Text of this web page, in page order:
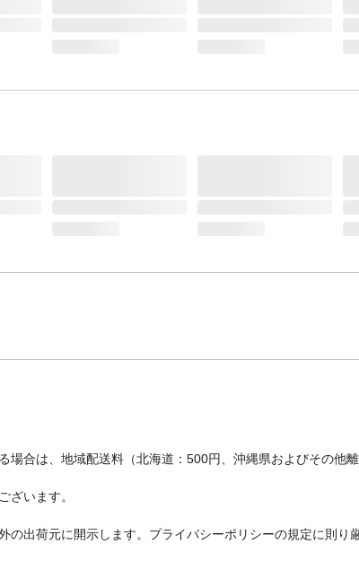
合は、地域配送料（北海道：500円、沖縄県およびその他
ざいます。
出荷元に開示します。プライバシーポリシーの規定に則り